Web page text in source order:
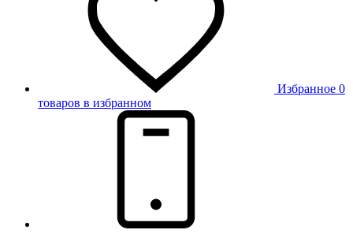
Избранное 0
товаров в избранном